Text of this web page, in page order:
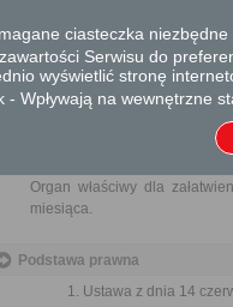
Skargi i wnioski
Przedmiotem skargi może
ich pracowników, naruszenie
Przedmiotem wniosku
Organ właściwy dla
miesiąca.
Podstawa prawna
Ustawa z dnia 14
ciasteczka
Serwisu do
wyświetlić stronę
- Wpływają na wewnętrzne